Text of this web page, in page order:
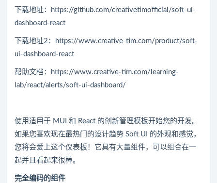
下载地址：https://github.com/creativetimofficial/soft-ui-
dashboard-react
下载地址2：https://www.creative-tim.com/product/soft-
ui-dashboard-react
帮助文档：https://www.creative-tim.com/learning-
lab/react/alerts/soft-ui-dashboard/
使用适用于 MUI 和 React 的创新管理模板开始​​您的开发。
如果您喜欢现在最热门的设计趋势 Soft UI 的外观和感觉，
您将会爱上这个仪表板！它具有大量组件，可以组合在一
起并且看起来很棒。
完全编码的组件